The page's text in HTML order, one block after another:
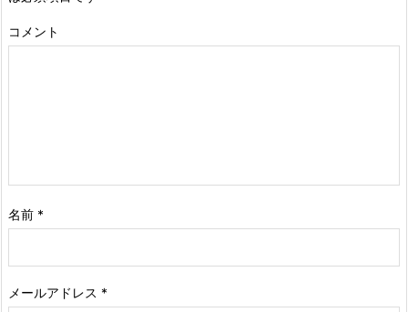
コメント
名前 *
メールアドレス *